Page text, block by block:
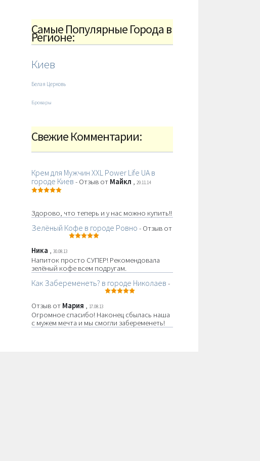
Самые Популярные Города в
Регионе:
Киев
Белая Церковь
Бровары
Свежие Комментарии:
Крем для Мужчин XXL Power Life UA в
городе Киев - Отзыв от Майкл , 29.11.14
Здорово, что теперь и у нас можно купить!!
Зелёный Кофе в городе Ровно - Отзыв от
Ника , 30.08.13
Напиток просто СУПЕР! Рекомендовала
зелёный кофе всем подругам.
Как Забеременеть? в городе Николаев -
Отзыв от Мария , 17.08.13
Огромное спасибо! Наконец сбылась наша
с мужем мечта и мы смогли забеременеть!